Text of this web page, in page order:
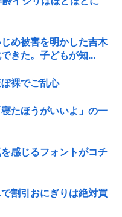
め被害を明かした吉木
きた。子どもが知...
裸でご乱心
たほうがいいよ」の一
感じるフォントがコチ
割引おにぎりは絶対買